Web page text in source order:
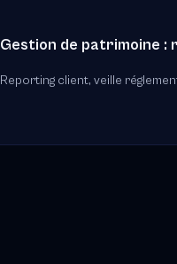
Gestion de patrimoine
Reporting client, veille